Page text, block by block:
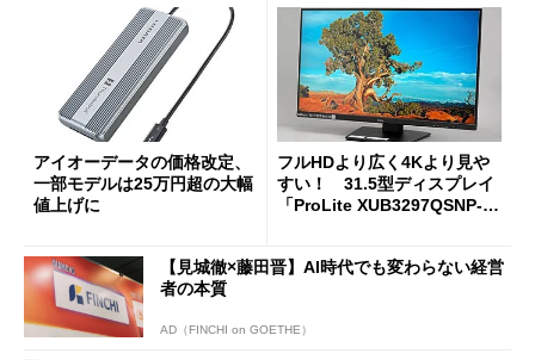
アイオーデータの価格改定、
一部モデルは25万円超の大幅
値上げに
フルHDより広く4Kより見や
すい！ 31.5型ディスプレイ
「ProLite XUB3297QSNP-B
【見城徹×藤田晋】AI時代でも変わらない経営
者の本質
AD（FINCHI on GOETHE）